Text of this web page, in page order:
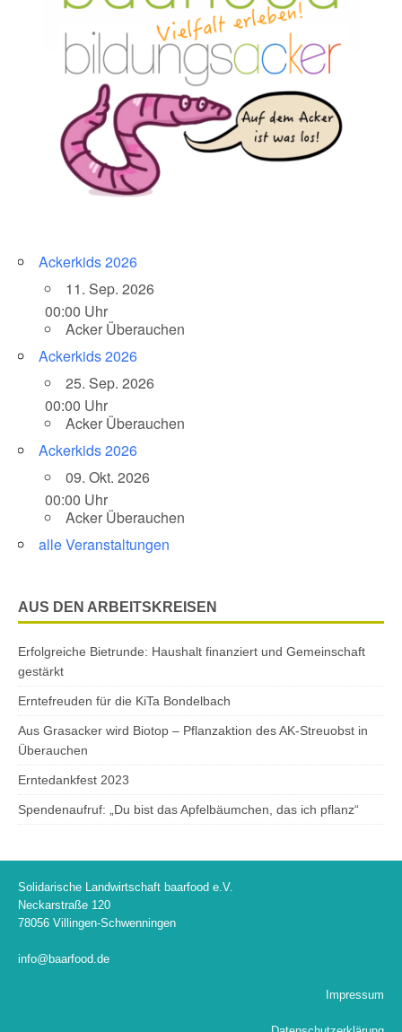
Ackerkids 2026
11. Sep. 2026
00:00 Uhr
Acker Überauchen
Ackerkids 2026
25. Sep. 2026
00:00 Uhr
Acker Überauchen
Ackerkids 2026
09. Okt. 2026
00:00 Uhr
Acker Überauchen
alle Veranstaltungen
AUS DEN ARBEITSKREISEN
Erfolgreiche Bietrunde: Haushalt finanziert und Gemeinschaft
gestärkt
Erntefreuden für die KiTa Bondelbach
Aus Grasacker wird Biotop – Pflanzaktion des AK-Streuobst in
Überauchen
Erntedankfest 2023
Spendenaufruf: „Du bist das Apfelbäumchen, das ich pflanz“
Solidarische Landwirtschaft baarfood e.V.
Neckarstraße 120
78056 Villingen-Schwenningen
info@baarfood.de
Impressum